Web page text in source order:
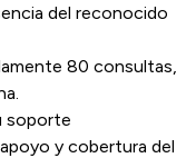
del reconocido
80 consultas,
soporte
y cobertura del